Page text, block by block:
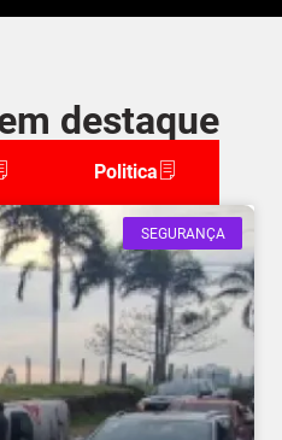
destaque
Politica
SEGURANÇA